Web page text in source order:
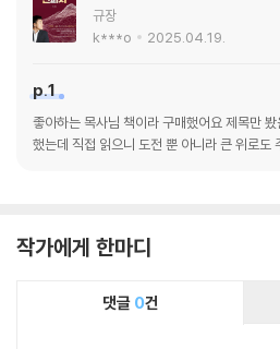
님이 계신 곳은
규장
k***o
2025.04.19.
p.1
좋아하는 목사님 책이라 구매했어요 제목만
했는데 직접 읽으니 도전 뿐 아니라 큰 위로도
작가에게 한마디
댓글 0건